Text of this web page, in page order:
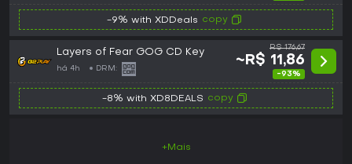
-9% with XDDeals copy
Layers of Fear GOG CD Key
há 4h DRM:
R$ 176,67
~R$ 11,86
-93%
-8% with XD8DEALS copy
+Mais